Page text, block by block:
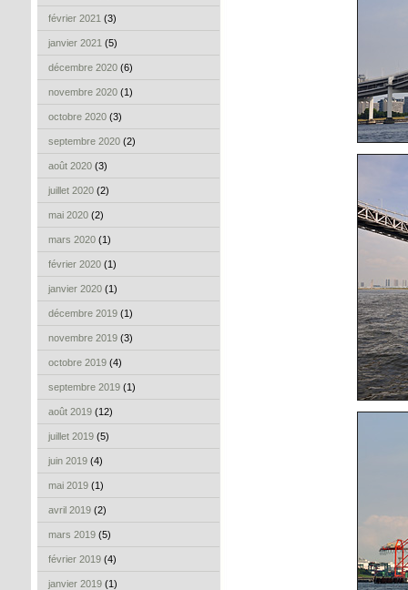
février 2021 (3)
janvier 2021 (5)
décembre 2020 (6)
novembre 2020 (1)
octobre 2020 (3)
septembre 2020 (2)
août 2020 (3)
juillet 2020 (2)
mai 2020 (2)
mars 2020 (1)
février 2020 (1)
janvier 2020 (1)
décembre 2019 (1)
novembre 2019 (3)
octobre 2019 (4)
septembre 2019 (1)
août 2019 (12)
juillet 2019 (5)
juin 2019 (4)
mai 2019 (1)
avril 2019 (2)
mars 2019 (5)
février 2019 (4)
janvier 2019 (1)